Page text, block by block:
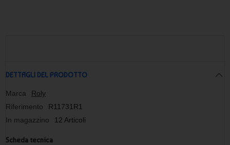
DETTAGLI DEL PRODOTTO
Marca
Roly
Riferimento
R11731R1
In magazzino
12 Articoli
Scheda tecnica